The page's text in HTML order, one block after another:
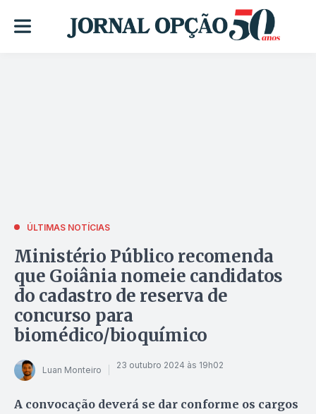
ÚLTIMAS NOTÍCIAS
Ministério Público recomenda
que Goiânia nomeie candidatos
do cadastro de reserva de
concurso para
biomédico/bioquímico
Luan Monteiro 23 outubro 2024 às 19h02
A convocação deverá se dar conforme os cargos